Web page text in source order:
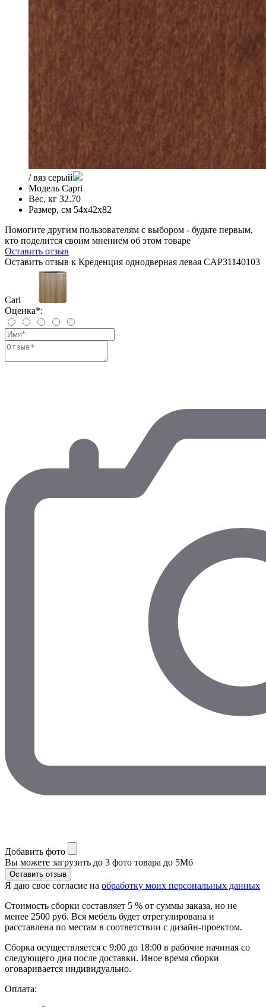
/ вяз серый
Модель Capri
Вес, кг 32.70
Размер, см 54x42x82
Помогите другим пользователям с выбором - будьте первым,
кто поделится своим мнением об этом товаре
Оставить отзыв
Оставить отзыв к Креденция однодверная левая CAP31140103
Cari
Оценка*:
Добавить фото
Вы можете загрузить до 3 фото товара до 5Мб
Я даю свое согласие на обработку моих персональных данных
Стоимость сборки составляет 5 % от суммы заказа, но не
менее 2500 руб. Вся мебель будет отрегулирована и
расставлена по местам в соответствии с дизайн-проектом.
Сборка осуществляется с 9:00 до 18:00 в рабочие начиная со
следующего дня после доставки. Иное время сборки
оговаривается индивидуально.
Оплата: